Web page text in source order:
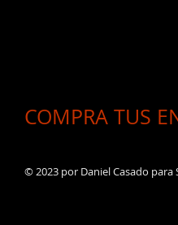
COMPRA TUS
© 2023 por Daniel Casado